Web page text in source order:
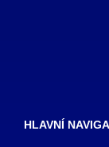
HLAVNÍ